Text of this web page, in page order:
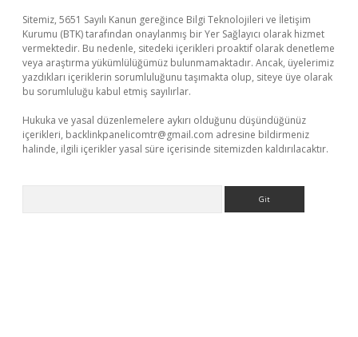
Sitemiz, 5651 Sayılı Kanun gereğince Bilgi Teknolojileri ve İletişim
Kurumu (BTK) tarafından onaylanmış bir Yer Sağlayıcı olarak hizmet
vermektedir. Bu nedenle, sitedeki içerikleri proaktif olarak denetleme
veya araştırma yükümlülüğümüz bulunmamaktadır. Ancak, üyelerimiz
yazdıkları içeriklerin sorumluluğunu taşımakta olup, siteye üye olarak
bu sorumluluğu kabul etmiş sayılırlar.
Hukuka ve yasal düzenlemelere aykırı olduğunu düşündüğünüz
içerikleri, backlinkpanelicomtr@gmail.com adresine bildirmeniz
halinde, ilgili içerikler yasal süre içerisinde sitemizden kaldırılacaktır.